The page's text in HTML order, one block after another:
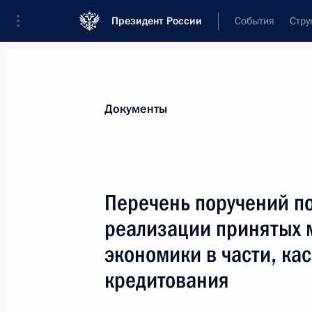
Президент России События
Все поручения
Все поручения
Документы
Перечень поручений
реализации принятых
экономики в части,
кредитования